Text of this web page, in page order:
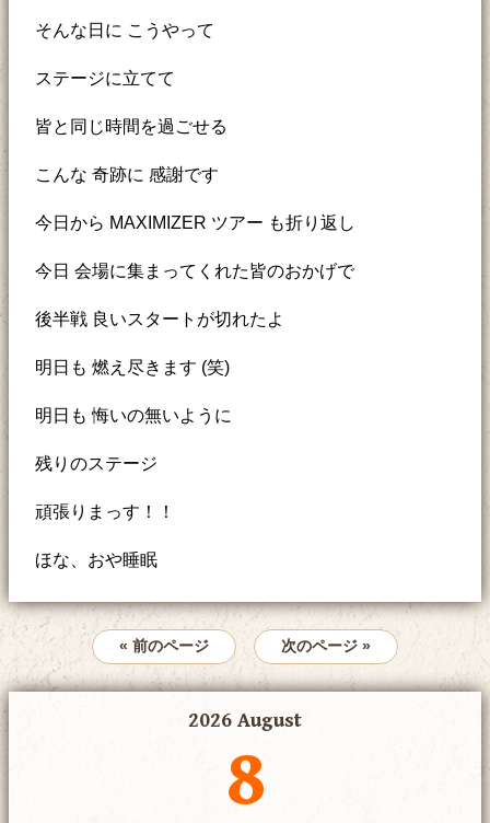
そんな日に こうやって
ステージに立てて
皆と同じ時間を過ごせる
こんな 奇跡に 感謝です
今日から MAXIMIZER ツアー も折り返し
今日 会場に集まってくれた皆のおかげで
後半戦 良いスタートが切れたよ
明日も 燃え尽きます (笑)
明日も 悔いの無いように
残りのステージ
頑張りまっす！！
ほな、おや睡眠
« 前のページ 次のページ »
2026 August
8